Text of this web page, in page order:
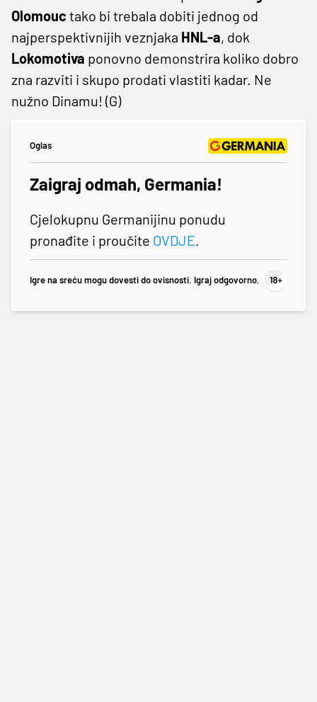
Olomouc tako bi trebala dobiti jednog od
najperspektivnijih veznjaka HNL-a, dok
Lokomotiva ponovno demonstrira koliko dobro
zna razviti i skupo prodati vlastiti kadar. Ne
nužno Dinamu! (G)
Oglas
Zaigraj odmah, Germania!
Cjelokupnu Germanijinu ponudu
pronađite i proučite OVDJE.
Igre na sreću mogu dovesti do ovisnosti. Igraj odgovorno.